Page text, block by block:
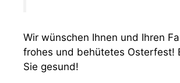
Wir wünschen Ihnen und Ihren
frohes und behütetes Osterfest!
Sie gesund!